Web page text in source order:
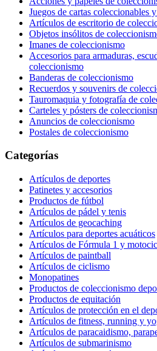
Juegos de cartas coleccionables
Artículos de escritorio de
Objetos insólitos de
Imanes de coleccionismo
Accesorios para armaduras,
coleccionismo
Banderas de coleccionismo
Recuerdos y souvenirs de
Tauromaquia y fotografía de
Carteles y pósters de
Anuncios de coleccionismo
Postales de coleccionismo
Categorías
Artículos de deportes
Patinetes y accesorios
Productos de fútbol
Artículos de pádel y tenis
Artículos de geocaching
Artículos para deportes acuáticos
Artículos de Fórmula 1 y
Artículos de paintball
Artículos de ciclismo
Monopatines
Productos de coleccionismo
Productos de equitación
Artículos de protección en el
Artículos de fitness, running y
Artículos de paracaidismo,
Artículos de submarinismo